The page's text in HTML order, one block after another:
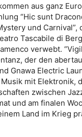
aus ganz
“Hic sunt
und
Tascabile di
verwebt.
der den
Gnawa Electric
mit
zwischen
und am finalen
Land im Krieg